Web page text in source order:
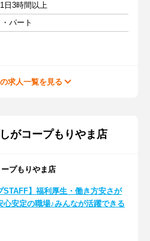
日3時間以上
パート
求人一覧を見る
がコープもりやま店
プもりやま店
STAFF】福利厚生・働き方安さが
心安定の職場♪みんなが活躍できる